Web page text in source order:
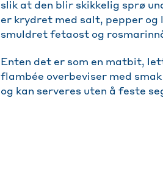
slik at den blir skikkelig sprø
er krydret med salt, pepper
smuldret fetaost og
Enten det er som en matbit,
flambée overbeviser med
og kan serveres uten å feste